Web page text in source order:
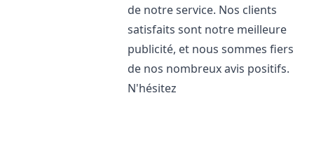
de notre service. Nos clients
satisfaits sont notre meilleure
publicité, et nous sommes fiers
de nos nombreux avis positifs.
N'hésitez